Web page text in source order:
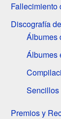
Fallecimiento
Discografía
Álbumes
Álbumes
Sencillos
Premios y